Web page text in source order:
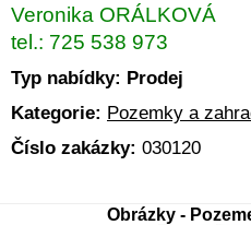
Veronika ORÁLKOVÁ
tel.: 725 538 973
Typ nabídky: Prodej
Kategorie: Pozemky a
Číslo zakázky: 030120
Obrázky -